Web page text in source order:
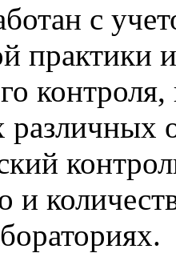
c
практики
и